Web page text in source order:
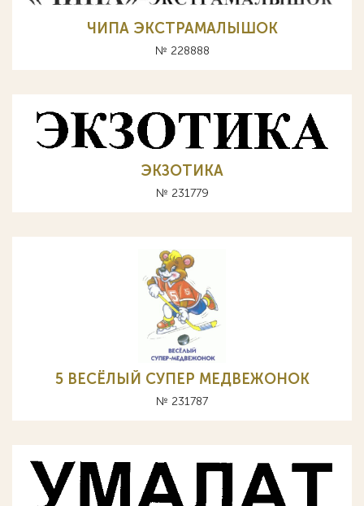
ЧИПА ЭКСТРАМАЛЫШОК
№ 228888
ЭКЗОТИКА
№ 231779
5 ВЕСЁЛЫЙ СУПЕР МЕДВЕЖОНОК
№ 231787